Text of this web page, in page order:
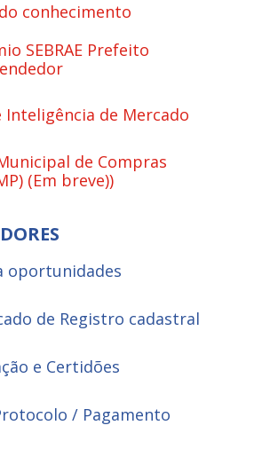
conhecimento
SEBRAE Prefeito
Inteligência de Mercado
de Compras
(Em breve))
oportunidades
de Registro cadastral
e Certidões
/ Pagamento